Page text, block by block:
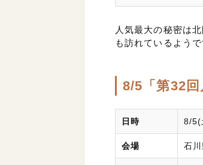
人気最大の秘密は
も訪れているよう
8/5「第32
日時 8/5(
会場 石